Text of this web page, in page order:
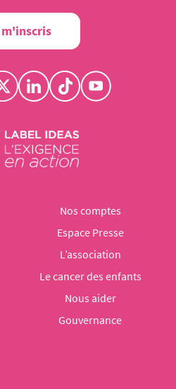
Nos comptes
Espace Presse
L’association
Le cancer des enfants
Nous aider
Gouvernance